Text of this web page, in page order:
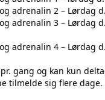
adrenalin 2 – Lørdag
adrenalin 3 – Lørdag
adrenalin 4 – Lørdag
gang og kan kun
tilmelde sig flere dage.